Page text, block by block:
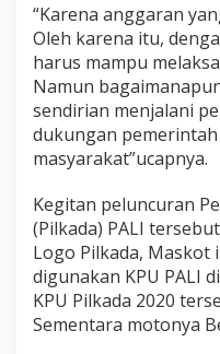
“Karena anggaran
Oleh karena itu,
harus mampu
Namun
sendirian menjalani
dukungan
masyarakat”ucapnya.
Kegitan peluncuran
(Pilkada) PALI
Logo Pilkada, Maskot
digunakan KPU PALI
KPU Pilkada 2020
Sementara motonya